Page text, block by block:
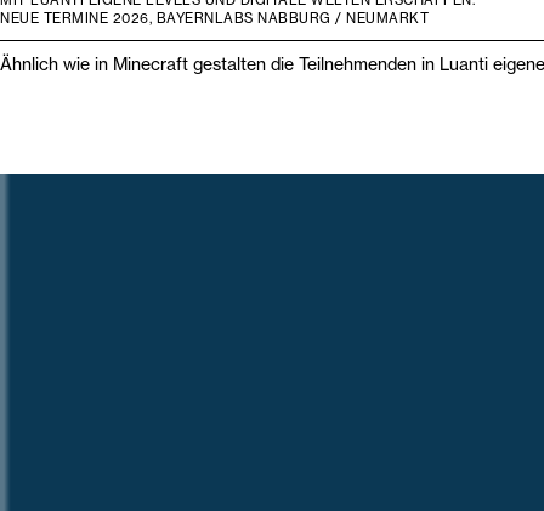
NEUE TERMINE 2026, BAYERNLABS NABBURG / NEUMARKT
Ähnlich wie in Minecraft gestalten die Teilnehmenden in Luanti